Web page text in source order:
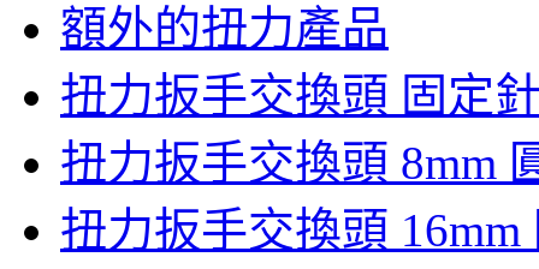
額外的扭力產品
扭力扳手交換頭 固定
扭力扳手交換頭 8mm
扭力扳手交換頭 16mm